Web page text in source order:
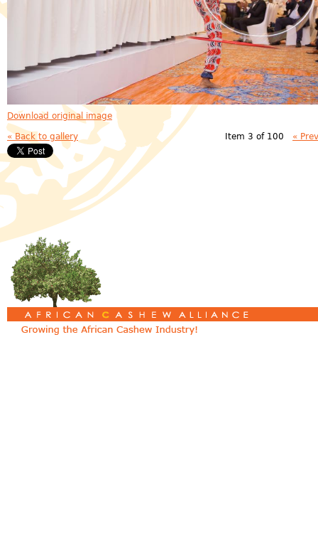
Download original image
« Back to gallery Item 3 of 100 «